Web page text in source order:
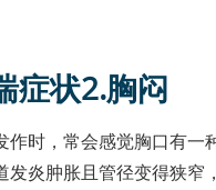
症状2.胸闷
作时，常会感觉胸口有一
发炎肿胀且管径变得狭窄